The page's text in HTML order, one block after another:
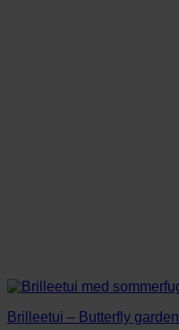
Brilleetui – Butterfly garden